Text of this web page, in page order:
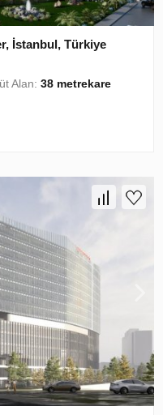
İstanbul, Türkiye
Alan:38 metrekare